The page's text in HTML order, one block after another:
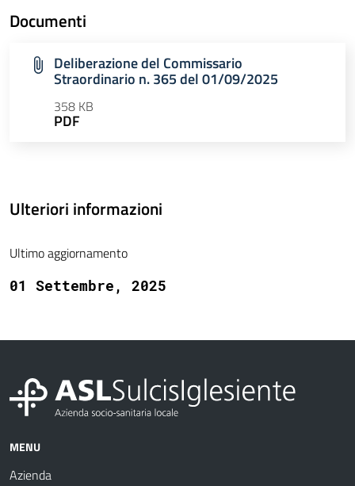
Documenti
Deliberazione del Commissario
Straordinario n. 365 del 01/09/2025
358 KB
PDF
Ulteriori informazioni
Ultimo aggiornamento
01 Settembre, 2025
MENU
Azienda